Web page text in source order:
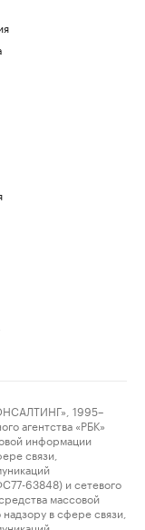
1995–
агентства «РБК»
информации
связи,
63848) и сетевого
массовой
в сфере связи,